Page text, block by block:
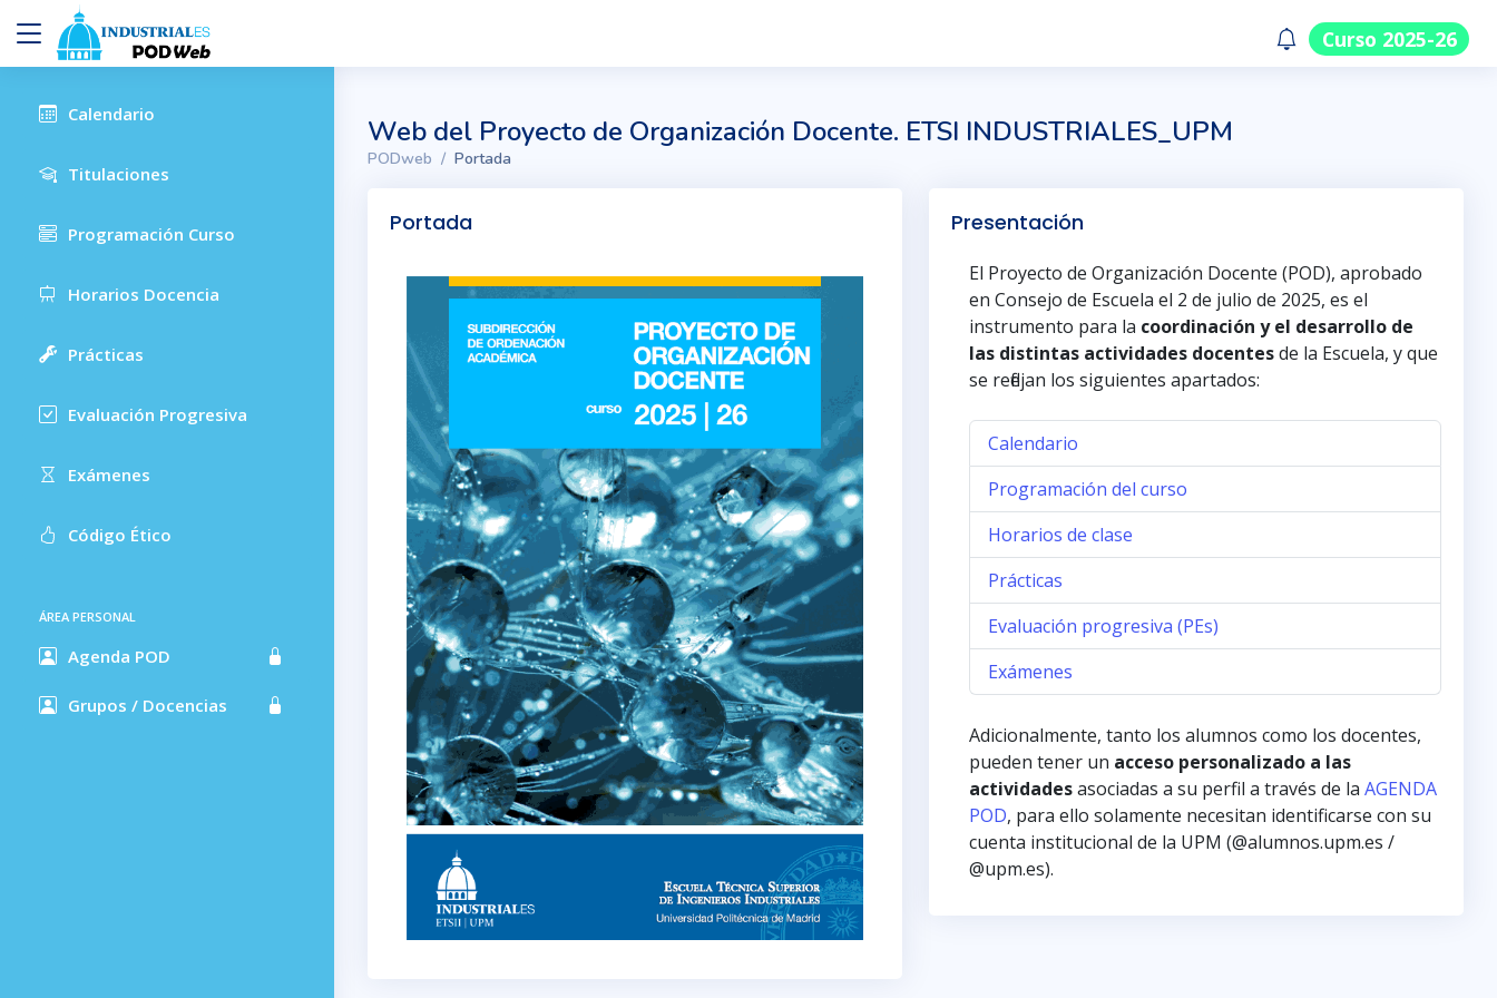
Curso 2025-26
Calendario
Titulaciones
Programación Curso
Horarios Docencia
Prácticas
Evaluación Progresiva
Exámenes
Código Ético
ÁREA PERSONAL
Agenda POD
Grupos / Docencias
Web del Proyecto de Organización Docente. ETSI INDUSTRIALES_UPM
PODweb Portada
Portada Presentación
El Proyecto de Organización Docente (POD), aprobado
en Consejo de Escuela el 2 de julio de 2025, es el
instrumento para la coordinación y el desarrollo de
las distintas actividades docentesde la Escuela, y que
se reflejan los siguientes apartados:
Calendario
Programación del curso
Horarios de clase
Prácticas
Evaluación progresiva (PEs)
Exámenes
Adicionalmente, tanto los alumnos como los docentes,
pueden tener un acceso personalizado a las
actividadesasociadas a su perfil a través de la AGENDA
POD, para ello solamente necesitan identificarse con su
cuenta institucional de la UPM (@alumnos.upm.es /
@upm.es).